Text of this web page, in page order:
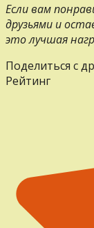
Если вам
друзьями и
это лучшая
Поделиться с
Рейтинг